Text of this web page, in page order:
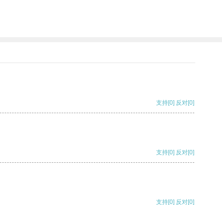
支持[0] 反对[0]
支持[0] 反对[0]
支持[0] 反对[0]